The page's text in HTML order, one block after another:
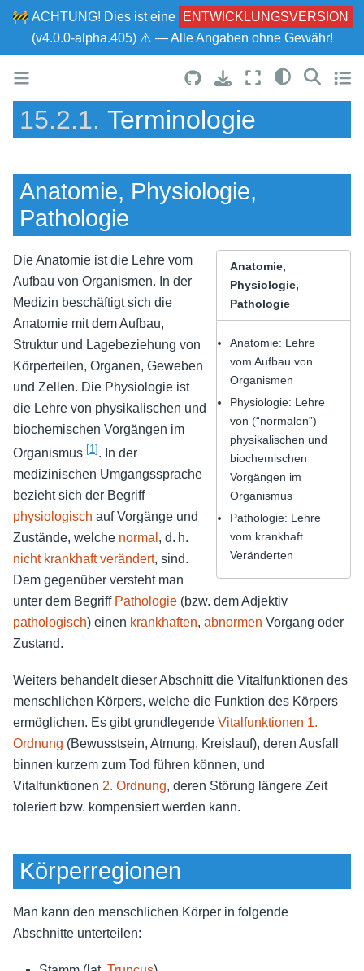
🚧 ACHTUNG! Dies ist eine
ENTWICKLUNGSVERSION
(v4.0.0-alpha.405) ⚠ — Alle Angaben ohne Gewähr!
15.2.1. Terminologie
Anatomie, Physiologie,
Pathologie
Anatomie,
Physiologie,
Pathologie
Anatomie: Lehre
vom Aufbau von
Organismen
Physiologie: Lehre
von (“normalen”)
physikalischen und
biochemischen
Vorgängen im
Organismus
Pathologie: Lehre
vom krankhaft
Veränderten
Die Anatomie ist die Lehre vom
Aufbau von Organismen. In der
Medizin beschäftigt sich die
Anatomie mit dem Aufbau,
Struktur und Lagebeziehung von
Körperteilen, Organen, Geweben
und Zellen. Die Physiologie ist
die Lehre von physikalischen und
biochemischen Vorgängen im
Organismus [1 ] . In der
medizinischen Umgangssprache
bezieht sich der Begriff
physiologisch auf Vorgänge und
Zustände, welche normal , d. h.
nicht krankhaft verändert, sind.
Dem gegenüber versteht man
unter dem Begriff Pathologie (bzw. dem Adjektiv
pathologisch) einen krankhaften, abnormen Vorgang oder
Zustand.
Weiters behandelt dieser Abschnitt die Vitalfunktionen des
menschlichen Körpers, welche die Funktion des Körpers
ermöglichen. Es gibt grundlegende Vitalfunktionen 1.
Ordnung (Bewusstsein, Atmung, Kreislauf), deren Ausfall
binnen kurzem zum Tod führen können, und
Vitalfunktionen 2. Ordnung, deren Störung längere Zeit
toleriert bzw. kompensiert werden kann.
Körperregionen
Man kann den menschlichen Körper in folgende
Abschnitte unterteilen: